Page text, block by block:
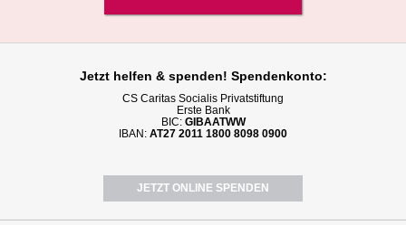
Jetzt helfen & spenden! Spendenkonto:
CS Caritas Socialis Privatstiftung
Erste Bank
BIC: GIBAATWW
IBAN: AT27 2011 1800 8098 0900
JETZT ONLINE SPENDEN